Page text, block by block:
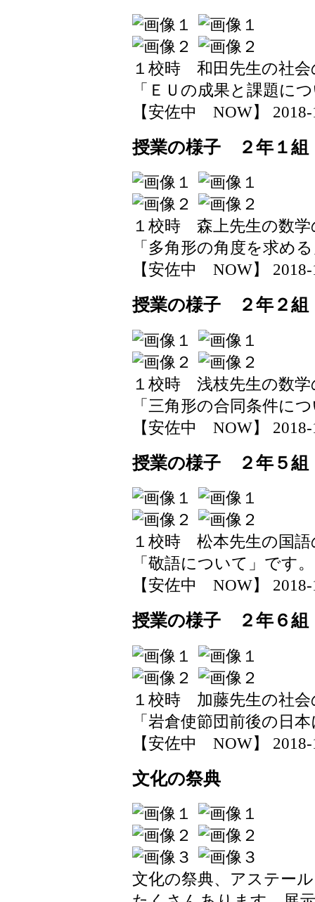
１校時 和田先生の社会
「ＥＵの成果と課題に
【安佐中 NOW】 2018-
授業の様子 ２年１
１校時 森上先生の数学
「多角形の角度を求め
【安佐中 NOW】 2018-
授業の様子 ２年２
１校時 浅枝先生の数学
「三角形の合同条件に
【安佐中 NOW】 2018-
授業の様子 ２年５
１校時 松本先生の国語
「敬語について」です。
【安佐中 NOW】 2018-
授業の様子 ２年６
１校時 加藤先生の社会
「岩倉使節団前後の日
【安佐中 NOW】 2018-
文化の祭典
文化の祭典、アステー